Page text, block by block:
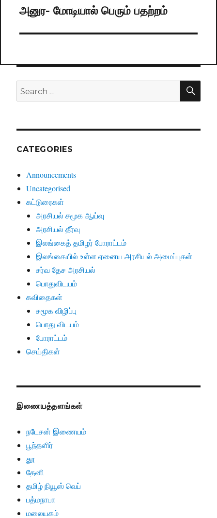
Next
அனுர- மோடியால் பெரும் பதற்றம்
Search
for:
CATEGORIES
Announcements
Uncategorised
கட்டுரைகள்
அரசியல் சமூக ஆய்வு
அரசியல் தீர்வு
இலங்கைத் தமிழர் போராட்டம்
இலங்கையில் உள்ள ஏனைய அரசியல் அமைப்புகள்
சர்வ தேச அரசியல்
பொதுவிடயம்
கவிதைகள்
சமூக விழிப்பு
பொது விடயம்
போராட்டம்
செய்திகள்
இணையத்தளங்கள்
நடேசன் இணையம்
பூந்தளிர்
தூ
தேனி
தமிழ் நியூஸ் வெப்
பத்மநாபா
மலையகம்